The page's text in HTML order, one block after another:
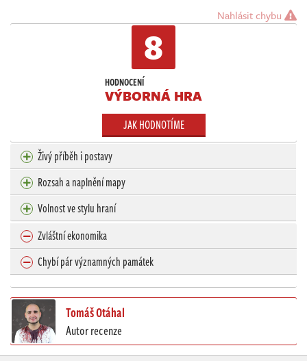
Nahlásit chybu
8
HODNOCENÍ
VÝBORNÁ HRA
JAK HODNOTÍME
Živý příběh i postavy
Rozsah a naplnění mapy
Volnost ve stylu hraní
Zvláštní ekonomika
Chybí pár významných památek
Tomáš Otáhal
Autor recenze